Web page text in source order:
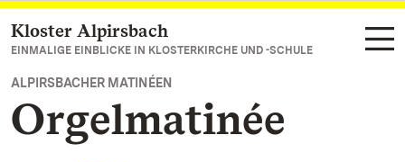
Zum Hauptinhalt springen
Kloster Alpirsbach
EINMALIGE EINBLICKE IN KLOSTERKIRCHE UND -SCHULE
ALPIRSBACHER MATINÉEN
Orgelmatinée